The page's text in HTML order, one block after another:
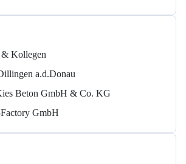
Kollegen
a.d.Donau
Beton GmbH & Co. KG
GmbH